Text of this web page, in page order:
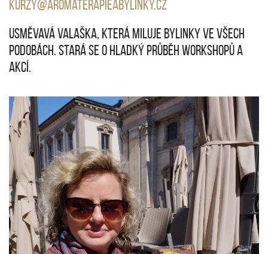
kurzy@aromaterapieabylinky.cz
Usměvavá Valaška, která miluje bylinky ve všech
podobách. Stará se o hladký průběh workshopů a
akcí.